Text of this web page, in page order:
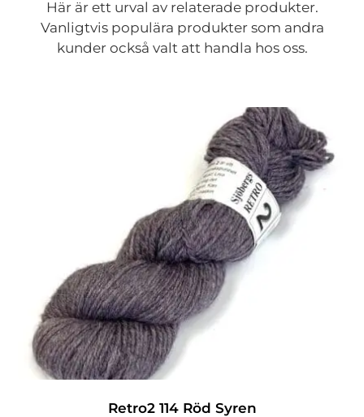
Här är ett urval av relaterade produkter.
Vanligtvis populära produkter som andra
kunder också valt att handla hos oss.
Retro2 114 Röd Syren